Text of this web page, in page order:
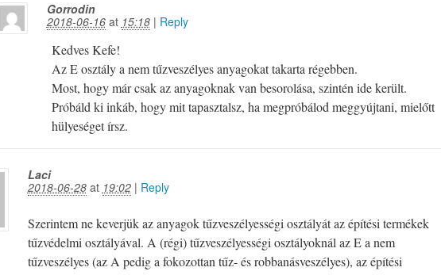
Gorrodin
2018-06-16at 15:18| Reply
Kedves Kefe!
Az E osztály a nem tűzveszélyes anyagokat takarta régebben.
Most, hogy már csak az anyagoknak van besorolása, szintén ide került.
Próbáld ki inkáb, hogy mit tapasztalsz, ha megpróbálod meggyújtani, mielőtt
hülyeséget írsz.
Laci
2018-06-28at 19:02| Reply
Szerintem ne keverjük az anyagok tűzveszélyességi osztályát az építési termékek
tűzvédelmi osztályával. A (régi) tűzveszélyességi osztályoknál az E a nem
tűzveszélyes (az A pedig a fokozottan tűz- és robbanásveszélyes), az építési